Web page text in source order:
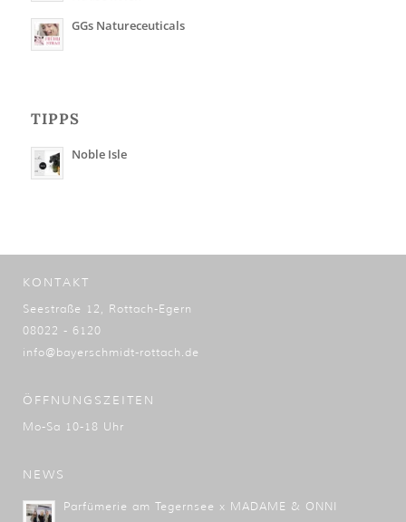
GGs Natureceuticals
TIPPS
Noble Isle
KONTAKT
Seestraße 12, Rottach-Egern
08022 - 6120
info@bayerschmidt-rottach.de
ÖFFNUNGSZEITEN
Mo-Sa 10-18 Uhr
NEWS
Parfümerie am Tegernsee x MADAME & ONNI